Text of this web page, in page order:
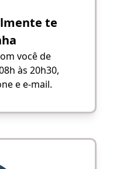
te
você de
às 20h30,
e e-mail.